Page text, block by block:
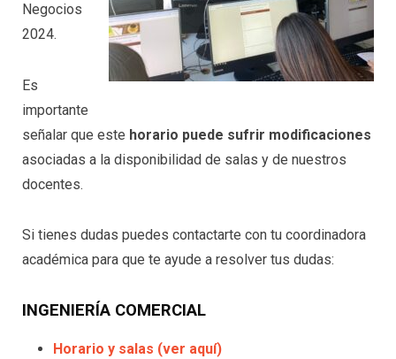
Negocios
2024.
Es
importante
señalar que este horario puede sufrir modificaciones
asociadas a la disponibilidad de salas y de nuestros
docentes.
Si tienes dudas puedes contactarte con tu coordinadora
académica para que te ayude a resolver tus dudas:
INGENIERÍA COMERCIAL
Horario y salas (ver aquí)